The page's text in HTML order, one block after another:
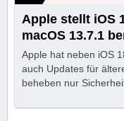
Apple stellt iOS
macOS 13.7.1
Apple hat neben iOS
auch Updates für
beheben nur